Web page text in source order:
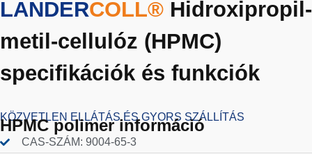
LANDERCOLL® Hidroxipropil-
metil-cellulóz (HPMC)
specifikációk és funkciók
KÖZVETLEN ELLÁTÁS ÉS GYORS SZÁLLÍTÁS
HPMC polimer információ
CAS-SZÁM: 9004-65-3